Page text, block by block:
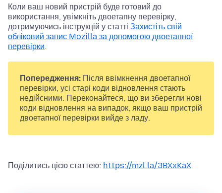
Коли ваш новий пристрій буде готовий до
використання, увімкніть двоетапну перевірку,
дотримуючись інструкцій у статті Захистіть свій
обліковий запис Mozilla за допомогою двоетапної
перевірки.
Попередження: Після ввімкнення двоетапної
перевірки, усі старі коди відновлення стають
недійсними. Переконайтеся, що ви зберегли нові
коди відновлення на випадок, якщо ваш пристрій
двоетапної перевірки вийде з ладу.
Поділитись цією статтею: https://mzl.la/3BXxKaX